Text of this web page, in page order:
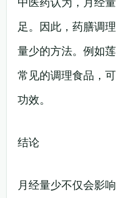
足。因此，药膳调
量少的方法。例如
常见的调理食品，
功效。
结论
月经量少不仅会影